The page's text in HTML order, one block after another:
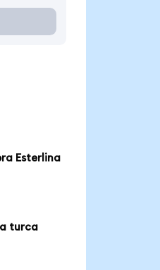
Esterlina
turca